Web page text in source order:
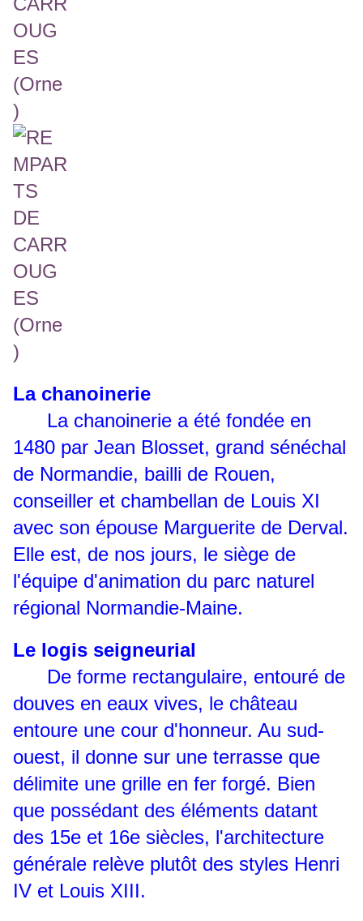
La chanoinerie
La chanoinerie a été fondée en
1480 par Jean Blosset, grand sénéchal
de Normandie, bailli de Rouen,
conseiller et chambellan de Louis XI
avec son épouse Marguerite de Derval.
Elle est, de nos jours, le siège de
l'équipe d'animation du parc naturel
régional Normandie-Maine.
Le logis seigneurial
De forme rectangulaire, entouré de
douves en eaux vives, le château
entoure une cour d'honneur. Au sud-
ouest, il donne sur une terrasse que
délimite une grille en fer forgé. Bien
que possédant des éléments datant
des 15e et 16e siècles, l'architecture
générale relève plutôt des styles Henri
IV et Louis XIII.